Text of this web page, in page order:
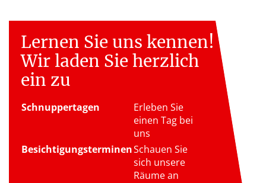
Lernen Sie uns kennen!
Wir laden Sie herzlich
ein zu
Schnuppertagen
Erleben Sie
einen Tag bei
uns
BesichtigungsterminenSchauen Sie
sich unsere
Räume an